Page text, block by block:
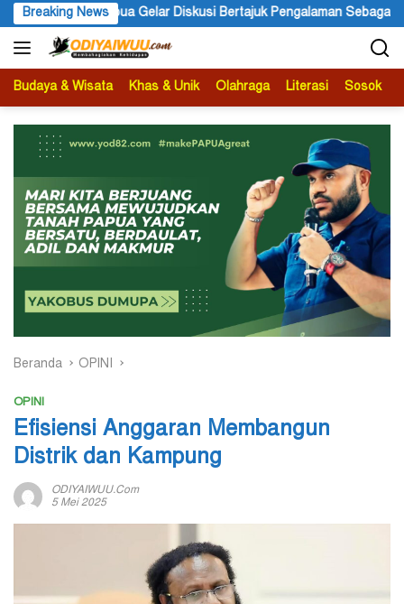
Langsung
ke
konten
Breaking News
Gelar Diskusi Bertajuk Pengalaman Sebagai Sumber
Budaya & Wisata Khas & Unik Olahraga Literasi Sosok
Beranda OPINI
OPINI
Efisiensi Anggaran Membangun
Distrik dan Kampung
ODIYAIWUU.com
5 Mei 2025